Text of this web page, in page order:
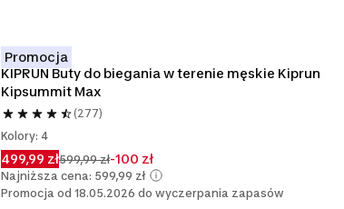
Promocja
KIPRUN Buty do biegania w terenie męskie Kiprun
Kipsummit Max
(277)
Kolory: 4
499,99 zł599,99 zł-100 zł
Najniższa cena: 599,99 zł
Promocja od 18.05.2026 do wyczerpania zapasów